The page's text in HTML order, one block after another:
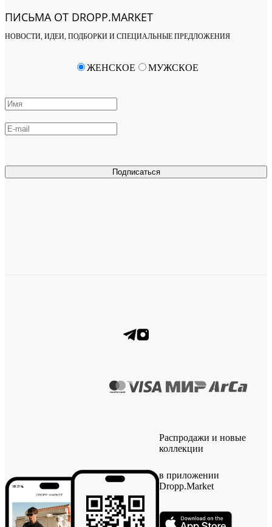
ПИСЬМА ОТ DROPP.MARKET
НОВОСТИ, ИДЕИ, ПОДБОРКИ И СПЕЦИАЛЬНЫЕ ПРЕДЛОЖЕНИЯ
Подписаться
ЖЕНСКОЕ МУЖСКОЕ
Распродажи и новые
коллекции
в приложении
Dropp.Market